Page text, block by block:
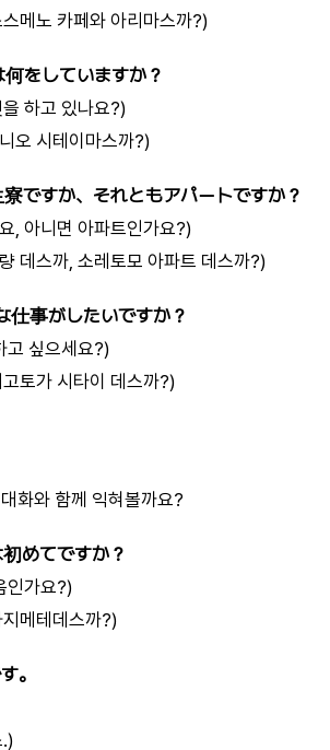
메노 카페와 아리마스까?)
をしていますか？
하고 있나요?)
오 시테이마스까?)
ですか、それともアパートですか？
, 아니면 아파트인가요?)
데스까, 소레토모 아파트 데스까?)
仕事がしたいですか？
고 싶으세요?)
토가 시타이 데스까?)
화와 함께 익혀볼까요?
めてですか？
인가요?)
메테데스까?)
。